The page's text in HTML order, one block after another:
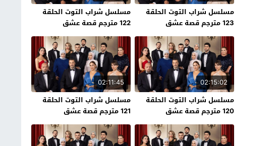
مسلسل شراب التوت الحلقة
123 مترجم قصة عشق
مسلسل شراب التوت الحلقة
122 مترجم قصة عشق
02:15:02
مسلسل شراب التوت الحلقة
120 مترجم قصة عشق
02:11:45
مسلسل شراب التوت الحلقة
121 مترجم قصة عشق